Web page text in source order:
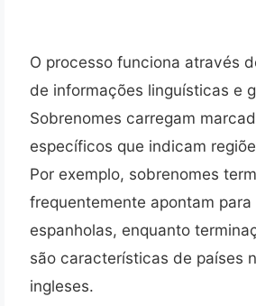
O processo funciona através
de informações linguísticas e
Sobrenomes carregam
específicos que indicam
Por exemplo, sobrenomes
frequentemente apontam para
espanholas, enquanto
são características de países
ingleses.